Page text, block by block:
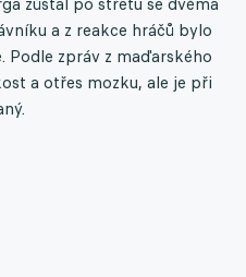
a z reakce hráčů bylo
Podle zpráv z maďarského
a otřes mozku, ale je při